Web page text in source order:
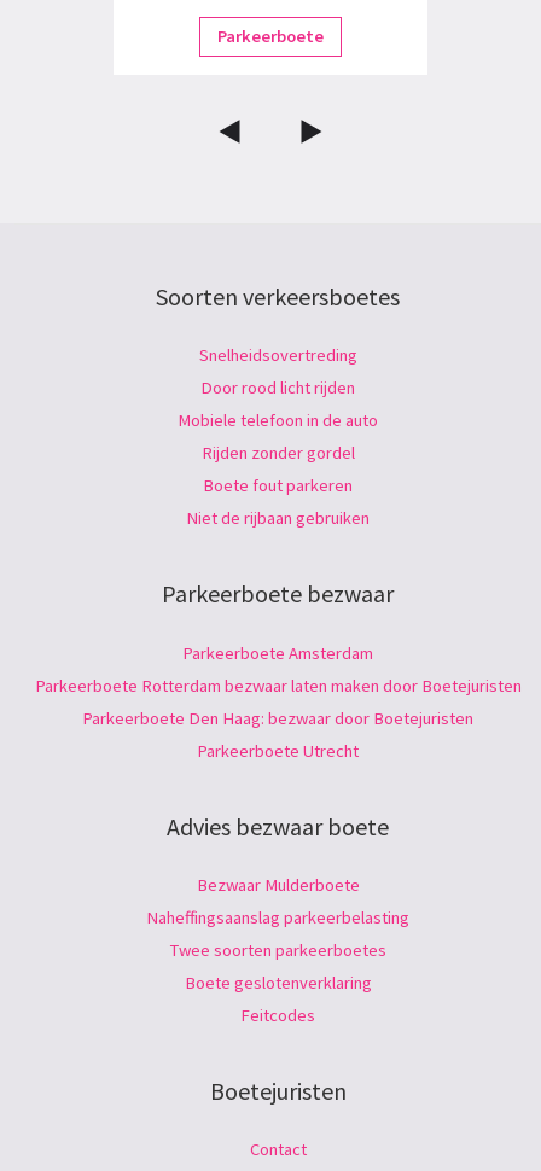
Parkeerboete
Soorten verkeersboetes
Snelheidsovertreding
Door rood licht rijden
Mobiele telefoon in de auto
Rijden zonder gordel
Boete fout parkeren
Niet de rijbaan gebruiken
Parkeerboete bezwaar
Parkeerboete Amsterdam
Parkeerboete Rotterdam bezwaar laten maken door Boetejuristen
Parkeerboete Den Haag: bezwaar door Boetejuristen
Parkeerboete Utrecht
Advies bezwaar boete
Bezwaar Mulderboete
Naheffingsaanslag parkeerbelasting
Twee soorten parkeerboetes
Boete geslotenverklaring
Feitcodes
Boetejuristen
Contact